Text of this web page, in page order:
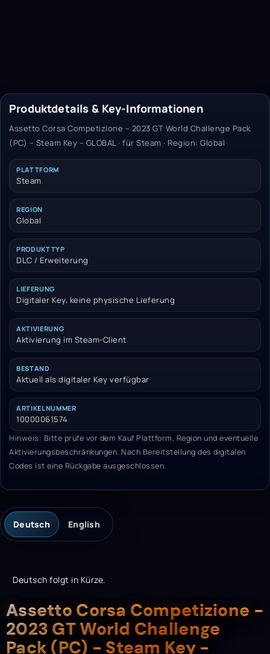
Produktdetails & Key-Informationen
Assetto Corsa Competizione – 2023 GT World Challenge Pack
(PC) – Steam Key – GLOBAL · für Steam · Region: Global
PLATTFORM
Steam
REGION
Global
PRODUKTTYP
DLC / Erweiterung
LIEFERUNG
Digitaler Key, keine physische Lieferung
AKTIVIERUNG
Aktivierung im Steam-Client
BESTAND
Aktuell als digitaler Key verfügbar
ARTIKELNUMMER
10000061574
Hinweis: Bitte prüfe vor dem Kauf Plattform, Region und eventuelle
Aktivierungsbeschränkungen. Nach Bereitstellung des digitalen
Codes ist eine Rückgabe ausgeschlossen.
Deutsch English
Deutsch folgt in Kürze.
Description
Assetto Corsa Competizione -
2023 GT World Challenge
Pack (PC) - Steam Key -